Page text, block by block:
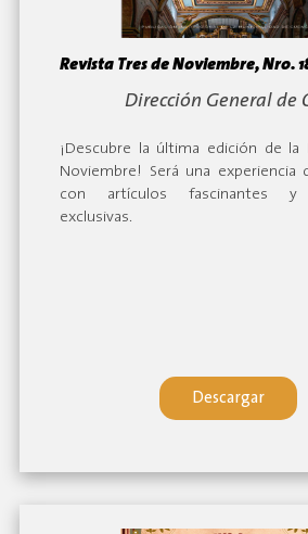
Revista Tres de Noviembre, Nro.
Dirección General de
¡Descubre la última edición de la
Noviembre! Será una experiencia
con artículos fascinantes y
exclusivas.
Descargar